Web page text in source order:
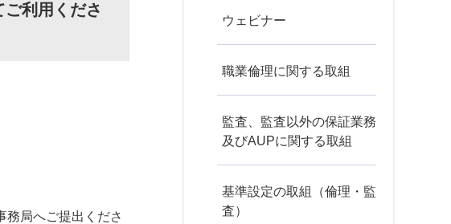
ご利用くださ
務局へご提出くださ
ウェビナー
職業倫理に関する取組
監査、監査以外の保証業務
及びAUPに関する取組
基準設定の取組（倫理・監
査）